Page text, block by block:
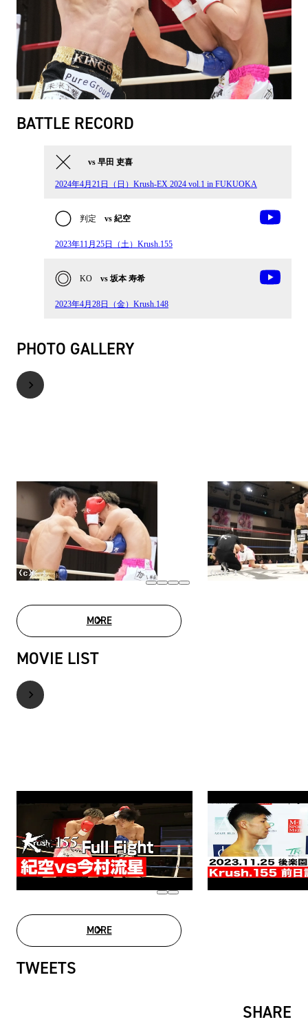
BATTLE RECORD
vs 早田 吏喜
2024年4月21日（日）Krush-EX 2024 vol.1 in FUKUOKA
判定 vs 紀空
2023年11月25日（土）Krush.155
KO vs 坂本 寿希
2023年4月28日（金）Krush.148
PHOTO GALLERY
MOREPHOTO GALLERY
MOVIE LIST
MOREMOVIE LIST
TWEETS
SHARE